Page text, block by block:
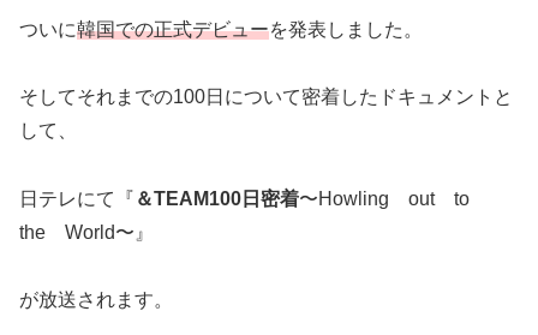
ついに韓国での正式デビューを発表しました。
そしてそれまでの100日について密着したドキュメントと
して、
日テレにて『 ＆TEAM100日密着〜Howling out to
the World〜』
が放送されます。